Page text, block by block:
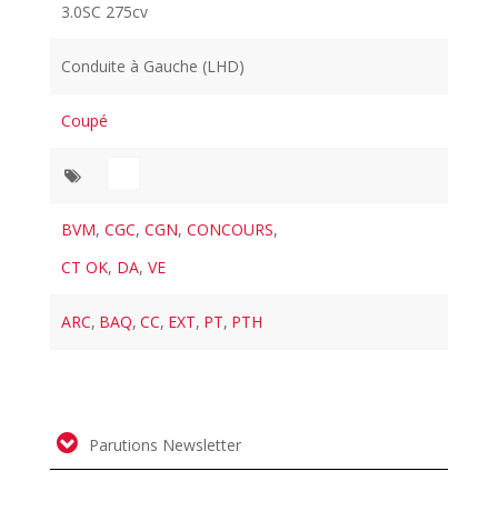
3.0SC 275cv
Conduite à Gauche (LHD)
Coupé
BVM,CGC,CGN,CONCOURS,
CT OK, DA,VE
ARC, BAQ, CC, EXT, PT, PTH
Parutions Newsletter